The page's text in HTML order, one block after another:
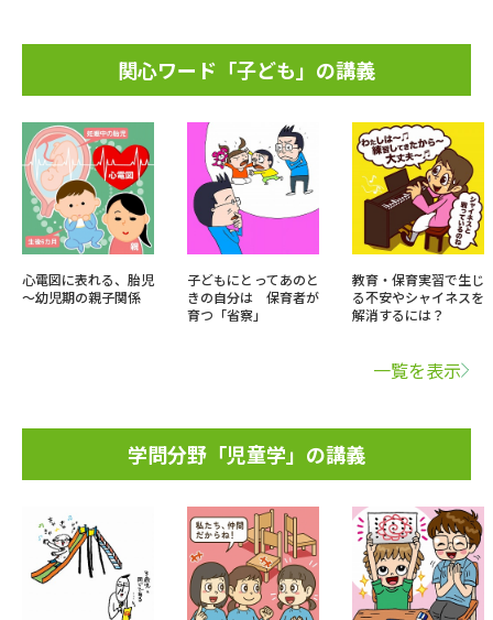
関心ワード「子ども」の講義
心電図に表れる、胎児
～幼児期の親子関係
子どもにとってあのと
きの自分は 保育者が
育つ「省察」
教育・保育実習で生じ
る不安やシャイネスを
解消するには？
一覧を表示
学問分野「児童学」の講義